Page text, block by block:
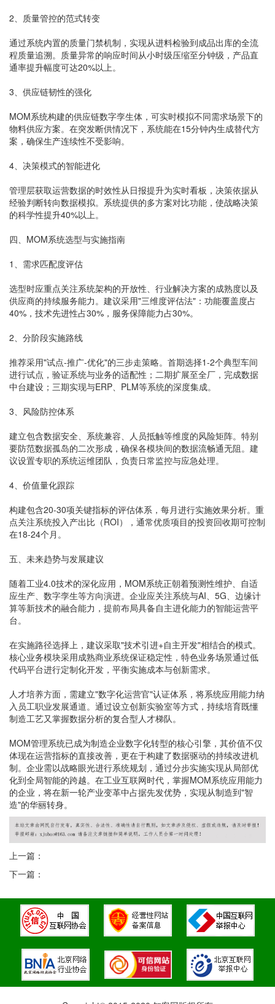
2、质量管控的范式转变
通过系统内置的质量门禁机制，实现从进料检验到成品出库的全流
程质量追溯。质量异常的响应时间从小时级压缩至分钟级，产品直
通率提升幅度可达20%以上。
3、供应链韧性的强化
MOM系统构建的供应链数字孪生体，可实时模拟不同需求场景下的
物料供应方案。在突发断供情况下，系统能在15分钟内生成替代方
案，确保生产连续性不受影响。
4、决策模式的智能进化
管理层获取运营数据的时效性从日报提升为实时看板，决策依据从
经验判断转向数据模拟。系统提供的多方案对比功能，使战略决策
的科学性提升40%以上。
四、MOM系统选型与实施指南
1、需求匹配度评估
选型时应重点关注系统架构的开放性、行业解决方案的成熟度以及
供应商的持续服务能力。建议采用"三维度评估法"：功能覆盖度占
40%，技术先进性占30%，服务保障能力占30%。
2、分阶段实施路线
推荐采用"试点-推广-优化"的三步走策略。首期选择1-2个典型车间
进行试点，验证系统与业务的适配性；二期扩展至全厂，完成数据
中台建设；三期实现与ERP、PLM等系统的深度集成。
3、风险防控体系
建立包含数据安全、系统兼容、人员抵触等维度的风险矩阵。特别
要防范数据孤岛的二次形成，确保各模块间的数据流畅通无阻。建
议设置专职的系统运维团队，负责日常监控与应急处理。
4、价值量化跟踪
构建包含20-30项关键指标的评估体系，每月进行实施效果分析。重
点关注系统投入产出比（ROI），通常优质项目的投资回收期可控制
在18-24个月。
五、未来趋势与发展建议
随着工业4.0技术的深化应用，MOM系统正朝着预测性维护、自适
应生产、数字孪生等方向演进。企业应关注系统与AI、5G、边缘计
算等新技术的融合能力，提前布局具备自主进化能力的智能运营平
台。
在实施路径选择上，建议采取"技术引进+自主开发"相结合的模式。
核心业务模块采用成熟商业系统保证稳定性，特色业务场景通过低
代码平台进行定制化开发，平衡实施成本与创新需求。
人才培养方面，需建立"数字化运营官"认证体系，将系统应用能力纳
入员工职业发展通道。通过设立创新实验室等方式，持续培育既懂
制造工艺又掌握数据分析的复合型人才梯队。
MOM管理系统已成为制造企业数字化转型的核心引擎，其价值不仅
体现在运营指标的直接改善，更在于构建了数据驱动的持续改进机
制。企业需以战略眼光进行系统规划，通过分步实施实现从局部优
化到全局智能的跨越。在工业互联网时代，掌握MOM系统应用能力
的企业，将在新一轮产业变革中占据先发优势，实现从制造到"智
造"的华丽转身。
上一篇：
下一篇：